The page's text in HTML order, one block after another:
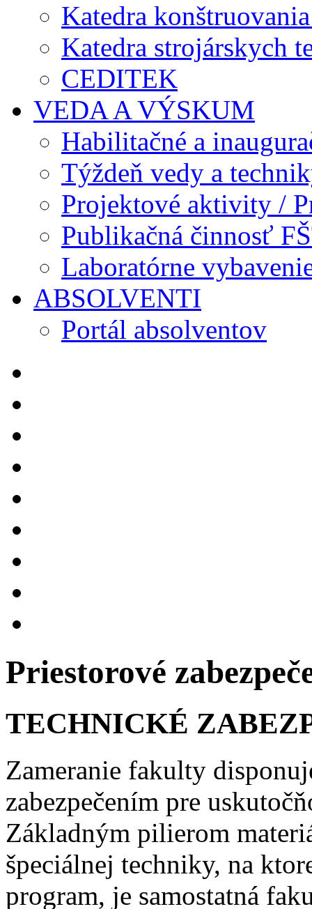
Katedra
Katedra strojárskych
CEDITEK
VEDA A VÝSKUM
Habilitačné a
Týždeň vedy a
Projektové aktivity /
Publikačná činnosť
Laboratórne
ABSOLVENTI
Portál absolventov
Priestorové
TECHNICKÉ
Zameranie fakulty
zabezpečením pre
Základným pilierom
špeciálnej techniky, na
program, je samostatná